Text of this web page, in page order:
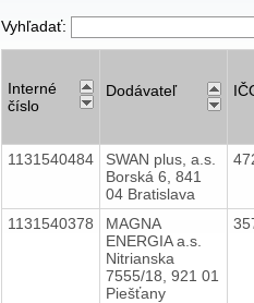
Vyhľadať:
Interné
číslo
Dodávateľ
1131540484
SWAN plus, a.s.
Borská 6, 841
04 Bratislava
1131540378
MAGNA
ENERGIA a.s.
Nitrianska
7555/18, 921 01
Piešťany